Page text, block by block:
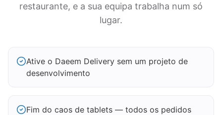
restaurante, e a sua equipa trabalha num só
lugar.
Ative o Daeem Delivery sem um projeto de
desenvolvimento
Fim do caos de tablets — todos os pedidos